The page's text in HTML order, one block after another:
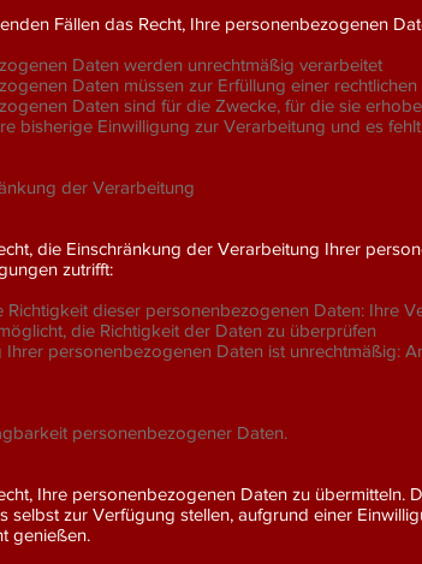
Fällen das Recht, Ihre personenbezogenen
Daten werden unrechtmäßig verarbeitet
Daten müssen zur Erfüllung einer
Daten sind für die Zwecke, für die sie
bisherige Einwilligung zur Verarbeitung und es
der Verarbeitung
die Einschränkung der Verarbeitung Ihrer
zutrifft:
Richtigkeit dieser personenbezogenen Daten: Ihre
die Richtigkeit der Daten zu überprüfen
Ihrer personenbezogenen Daten ist unrechtmäßig:
personenbezogener Daten.
Ihre personenbezogenen Daten zu
selbst zur Verfügung stellen, aufgrund einer
genießen.